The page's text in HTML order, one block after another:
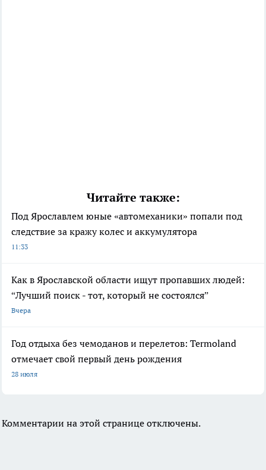
Читайте также:
Под Ярославлем юные «автомеханики» попали под
следствие за кражу колес и аккумулятора
11:33
Как в Ярославской области ищут пропавших людей:
“Лучший поиск - тот, который не состоялся”
Вчера
Год отдыха без чемоданов и перелетов: Termoland
отмечает свой первый день рождения
28 июля
Комментарии на этой странице отключены.